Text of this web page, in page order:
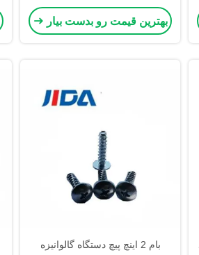
بهترین قیمت رو بدست بیار
بام 2 اینچ پیچ دستگاه گالوانیزه